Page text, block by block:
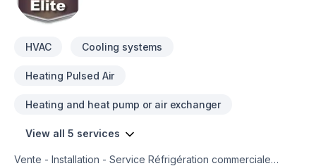
HVAC Cooling systems
Heating Pulsed Air
Heating and heat pump or air exchanger
View all 5 services
Vente - Installation - Service Réfrigération commerciale